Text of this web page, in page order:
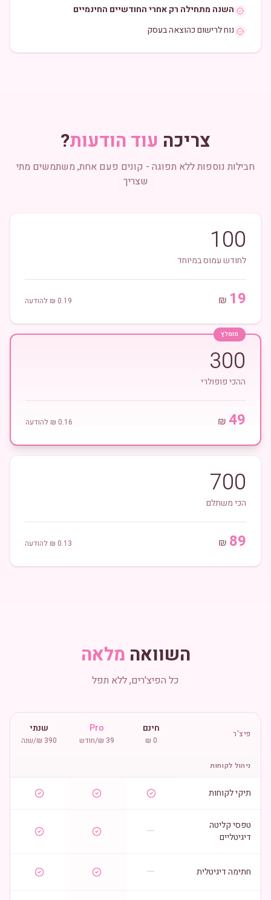
השנה מתחילה רק אחרי החודשיים החינמיים
נוח לרישום כהוצאה בעסק
צריכה עוד הודעות?
חבילות נוספות ללא תפוגה - קונים פעם אחת, משתמשים מתי
שצריך
100
לחודש עמוס במיוחד
19
₪
0.19 ₪ להודעה
מומלץ
300
ההכי פופולרי
49
₪
0.16 ₪ להודעה
700
הכי משתלם
89
₪
0.13 ₪ להודעה
השוואה מלאה
כל הפיצ'רים, ללא תפל
פיצ'ר חינם
0 ₪
Pro
39 ₪/חודש
שנתי
390 ₪/שנה
ניהול לקוחות
תיקי לקוחות
טפסי קליטה
דיגיטליים
—
חתימה דיגיטלית —